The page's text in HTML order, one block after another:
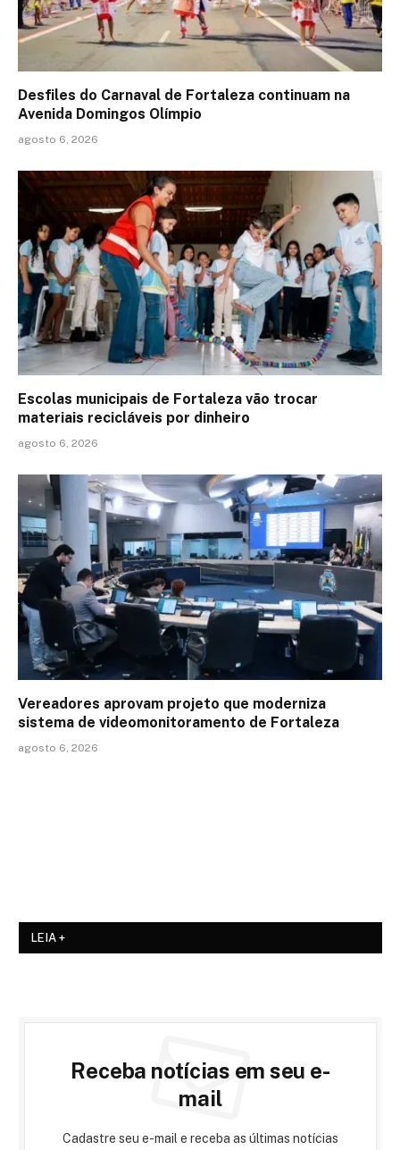
Desfiles do Carnaval de Fortaleza continuam na
Avenida Domingos Olímpio
agosto 6, 2026
Escolas municipais de Fortaleza vão trocar
materiais recicláveis por dinheiro
agosto 6, 2026
Vereadores aprovam projeto que moderniza
sistema de videomonitoramento de Fortaleza
agosto 6, 2026
LEIA +
Receba notícias em seu e-
mail
Cadastre seu e-mail e receba as últimas notícias